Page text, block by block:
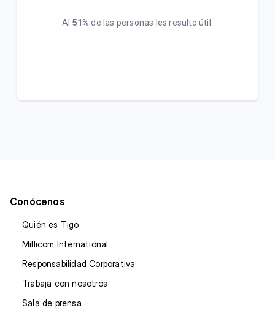
Al 51% de las personas les resulto útil.
Conócenos
Quién es Tigo
Millicom International
Responsabilidad Corporativa
Trabaja con nosotros
Sala de prensa